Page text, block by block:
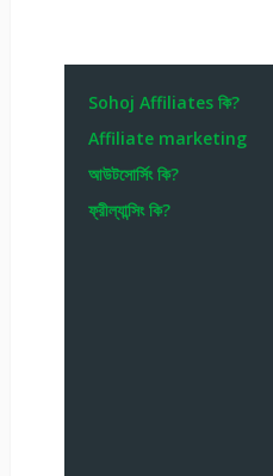
Sohoj Affiliates কি?
Affiliate marketing
আউটসোর্সিং কি?
ফ্রীল্যান্সিং কি?